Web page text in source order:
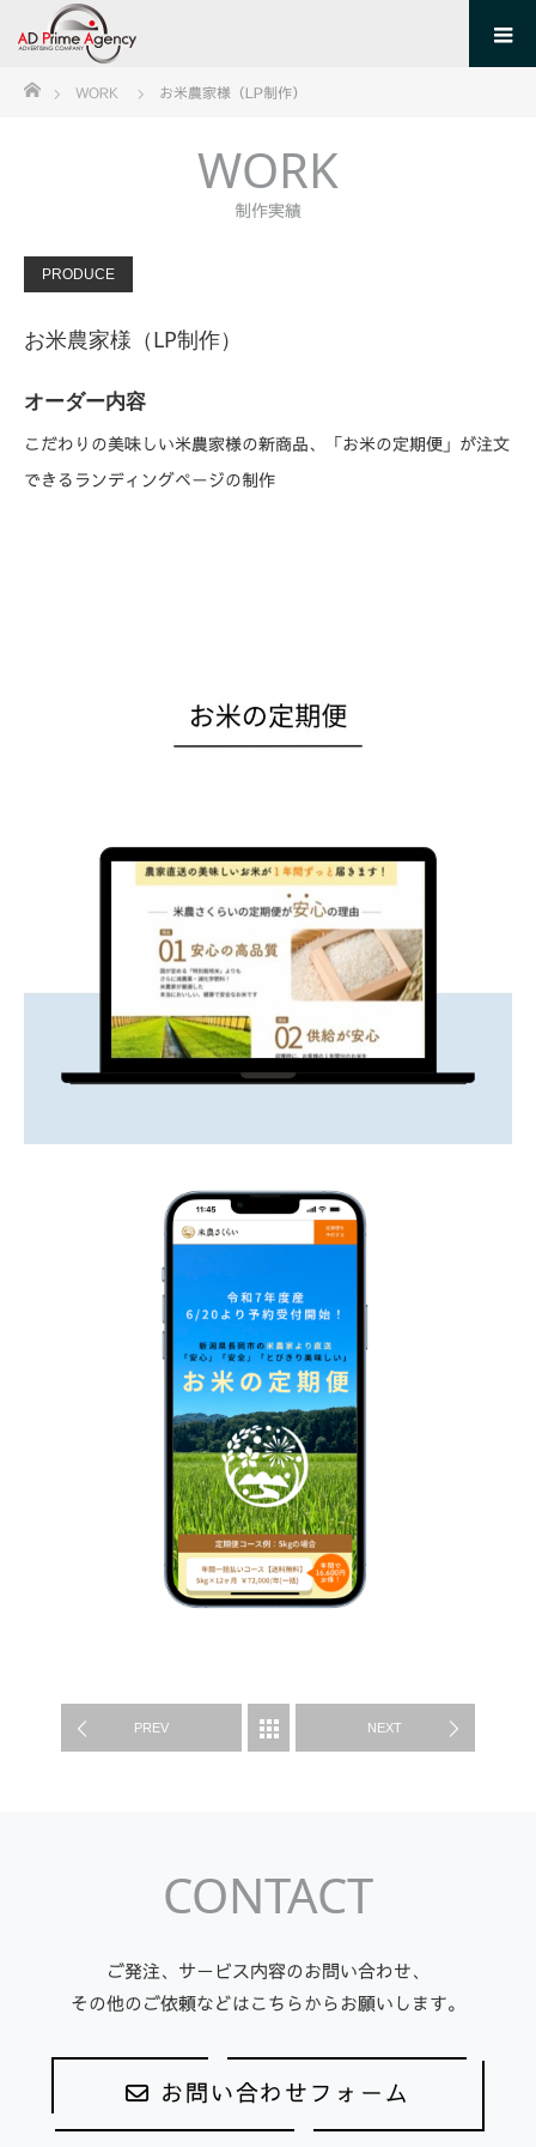
ホームWORK お米農家様（LP制作）
WORK
制作実績
PRODUCE
お米農家様（LP制作）
オーダー内容
こだわりの美味しい米農家様の新商品、「お米の定期便」が注文
できるランディングページの制作
PREV
WORK NEXT
CONTACT
ご発注、サービス内容のお問い合わせ、
その他のご依頼などはこちらからお願いします。
お問い合わせフォーム